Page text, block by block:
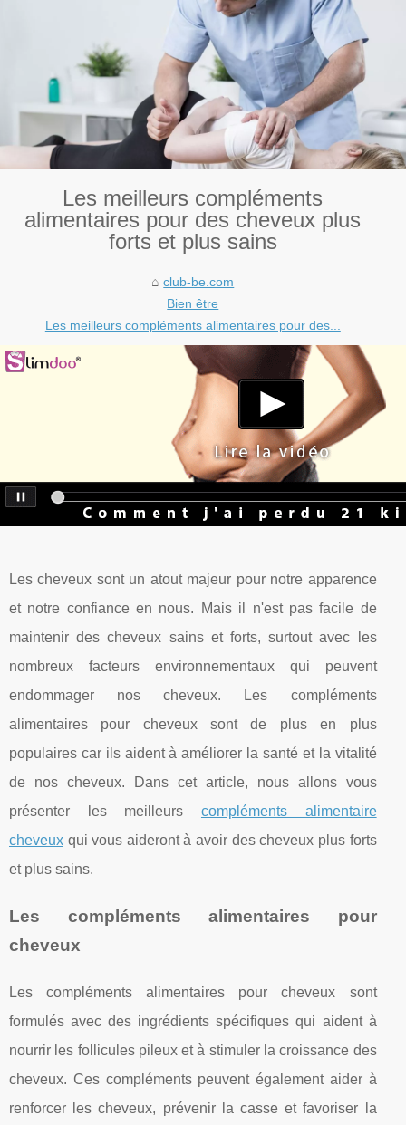
Les meilleurs compléments
alimentaires pour des cheveux plus
forts et plus sains
club-be.com
Bien être
Les meilleurs compléments alimentaires pour des...
Les cheveux sont un atout majeur pour notre apparence
et notre confiance en nous. Mais il n'est pas facile de
maintenir des cheveux sains et forts, surtout avec les
nombreux facteurs environnementaux qui peuvent
endommager nos cheveux. Les compléments
alimentaires pour cheveux sont de plus en plus
populaires car ils aident à améliorer la santé et la vitalité
de nos cheveux. Dans cet article, nous allons vous
présenter les meilleurs compléments alimentaire
cheveux qui vous aideront à avoir des cheveux plus forts
et plus sains.
Les compléments alimentaires pour
cheveux
Les compléments alimentaires pour cheveux sont
formulés avec des ingrédients spécifiques qui aident à
nourrir les follicules pileux et à stimuler la croissance des
cheveux. Ces compléments peuvent également aider à
renforcer les cheveux, prévenir la casse et favoriser la